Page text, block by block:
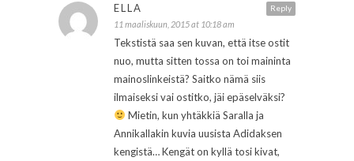
Reply
ELLA
11 maaliskuun, 2015 at 10:18 am
Tekstistä saa sen kuvan, että itse ostit
nuo, mutta sitten tossa on toi maininta
mainoslinkeistä? Saitko nämä siis
ilmaiseksi vai ostitko, jäi epäselväksi?
Mietin, kun yhtäkkiä Saralla ja
Annikallakin kuvia uusista Adidaksen
kengistä… Kengät on kyllä tosi kivat,